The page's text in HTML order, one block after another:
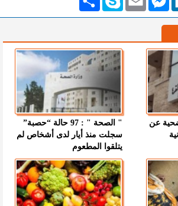
عن
" الصحة " : 97 حالة “حصبة”
سجلت منذ أيار لدى أشخاص لم
يتلقوا المطعوم